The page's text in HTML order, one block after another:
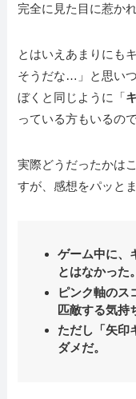
完全に見た目に惹か
とはいえあまりにも
そうだな…」と思い
ぼくと同じように「
っている方もいるの
実際どうだったかは
すが、感想をパッと
ゲーム中に、
とはなかった。
ピンク軸のス
匹敵する気持
ただし「矢印
ダメだ。